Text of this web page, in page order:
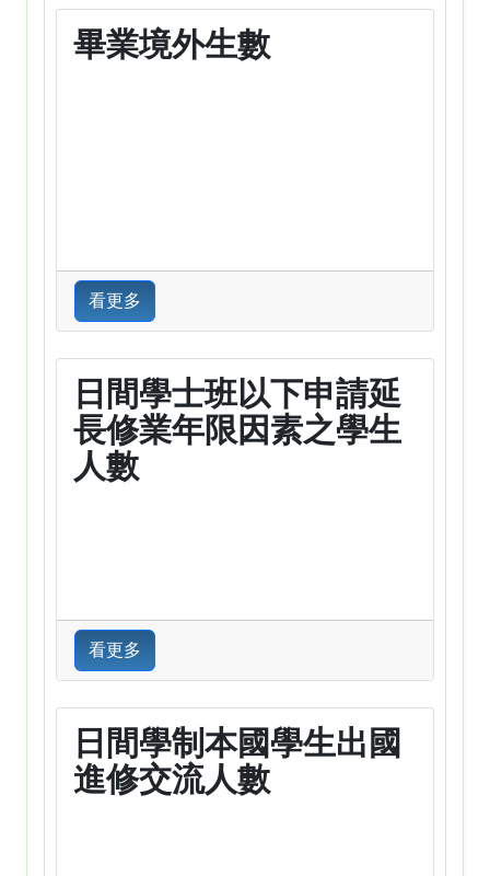
畢業境外生數
看更多
日間學士班以下申請延
長修業年限因素之學生
人數
看更多
日間學制本國學生出國
進修交流人數